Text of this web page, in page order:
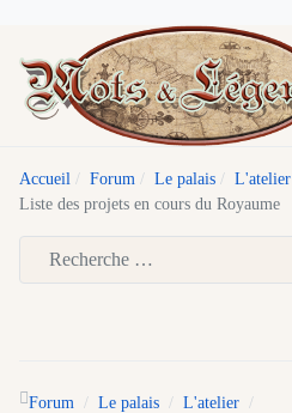
Accueil Forum Le palais
L'atelier
Liste des projets en cours du Royaume
Forum Le palais
L'atelier